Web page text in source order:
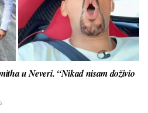
u Neveri. “Nikad nisam doživio